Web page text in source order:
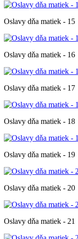
Oslavy dňa matiek - 15
Oslavy dňa matiek - 16
Oslavy dňa matiek - 17
Oslavy dňa matiek - 18
Oslavy dňa matiek - 19
Oslavy dňa matiek - 20
Oslavy dňa matiek - 21